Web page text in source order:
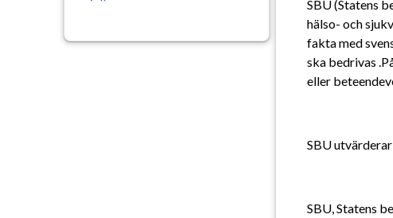
SBU (Statens
hälso- och
fakta med
ska bedrivas
eller
SBU
SBU, Statens